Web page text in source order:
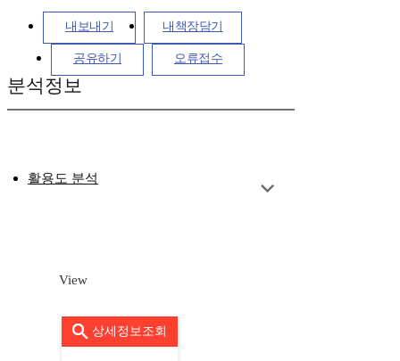
내보내기 내책장담기
공유하기 오류접수
분석정보
활용도 분석
View
상세정보조회